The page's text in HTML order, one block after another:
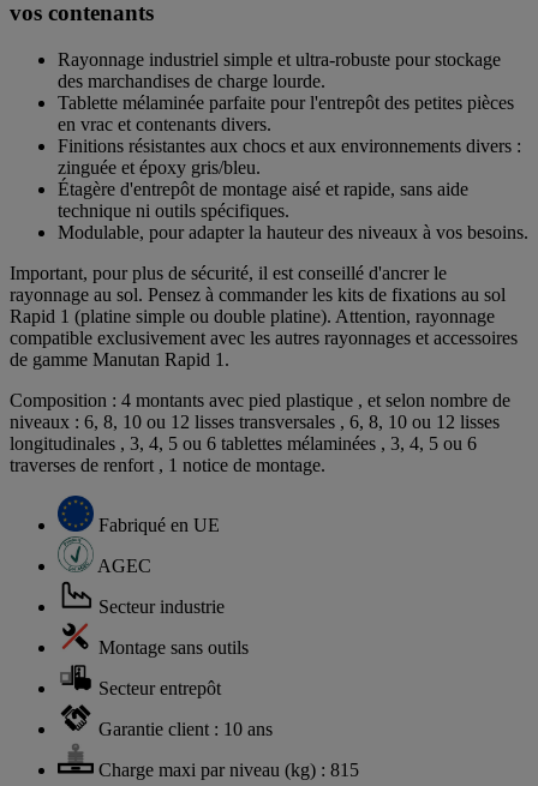
vos contenants
Rayonnage industriel simple et ultra-robuste pour stockage
des marchandises de charge lourde.
Tablette mélaminée parfaite pour l'entrepôt des petites pièces
en vrac et contenants divers.
Finitions résistantes aux chocs et aux environnements divers :
zinguée et époxy gris/bleu.
Étagère d'entrepôt de montage aisé et rapide, sans aide
technique ni outils spécifiques.
Modulable, pour adapter la hauteur des niveaux à vos besoins.
Important, pour plus de sécurité, il est conseillé d'ancrer le
rayonnage au sol. Pensez à commander les kits de fixations au sol
Rapid 1 (platine simple ou double platine). Attention, rayonnage
compatible exclusivement avec les autres rayonnages et accessoires
de gamme Manutan Rapid 1.
Composition : 4 montants avec pied plastique , et selon nombre de
niveaux : 6, 8, 10 ou 12 lisses transversales , 6, 8, 10 ou 12 lisses
longitudinales , 3, 4, 5 ou 6 tablettes mélaminées , 3, 4, 5 ou 6
traverses de renfort , 1 notice de montage.
Fabriqué en UE
AGEC
Secteur industrie
Montage sans outils
Secteur entrepôt
Garantie client : 10 ans
Charge maxi par niveau (kg) : 815